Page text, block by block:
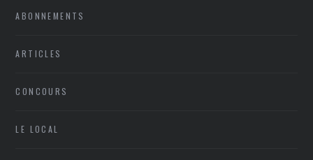
ABONNEMENTS
ARTICLES
CONCOURS
LE LOCAL